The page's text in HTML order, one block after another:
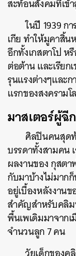
สะท้อนสังคมที่เข้
ในปี 1939 ก
เกีย ทำให้มูคาสิ้น
อีกทั้งเกสตาโป ห
ต่อต้าน และเรียก
รุนแรงต่างๆและ
แรกของสงคราม
มาสเตอร์ผู้ฉี
ศิลปินคนสุดท้
บรรดาทั้งสามคน
ผลงานของ กุสตา
กับมาบ้างไม่มาก
อยู่เบื้องหลังงาน
สำคัญสำหรับคลิม
พื้นเพเดิมมาจาก
จำนวนลูก 7 คน